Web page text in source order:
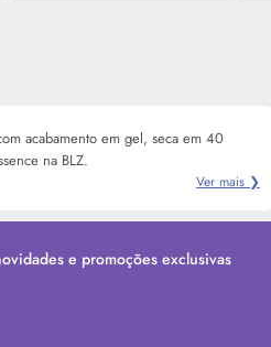
acabamento em gel, seca em 40
na BLZ.
Ver mais ❯
e promoções exclusivas